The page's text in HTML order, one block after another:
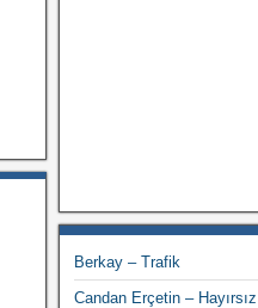
Berkay – Trafik
Candan Erçetin – Hayırsız